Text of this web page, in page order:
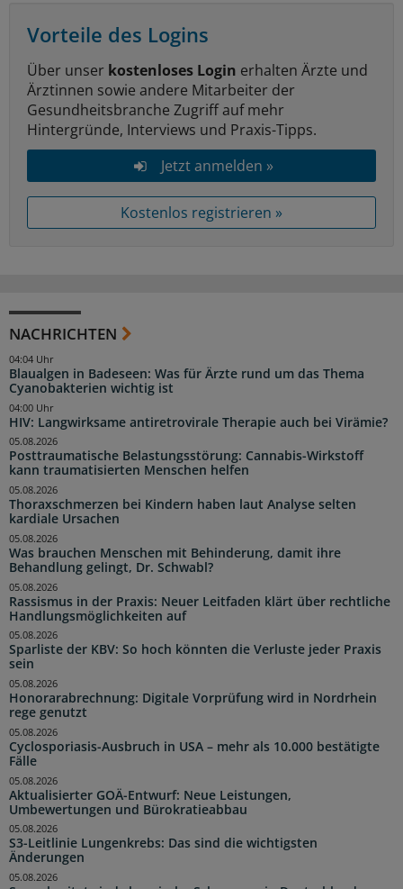
Vorteile des Logins
Über unser kostenloses Login erhalten Ärzte und
Ärztinnen sowie andere Mitarbeiter der
Gesundheitsbranche Zugriff auf mehr
Hintergründe, Interviews und Praxis-Tipps.
Jetzt anmelden »
Kostenlos registrieren »
NACHRICHTEN
Blaualgen in Badeseen: Was für Ärzte rund um das Thema
Cyanobakterien wichtig ist
04:04 Uhr
HIV: Langwirksame antiretrovirale Therapie auch bei Virämie?
04:00 Uhr
Posttraumatische Belastungsstörung: Cannabis-Wirkstoff
kann traumatisierten Menschen helfen
05.08.2026
Thoraxschmerzen bei Kindern haben laut Analyse selten
kardiale Ursachen
05.08.2026
Was brauchen Menschen mit Behinderung, damit ihre
Behandlung gelingt, Dr. Schwabl?
05.08.2026
Rassismus in der Praxis: Neuer Leitfaden klärt über rechtliche
Handlungsmöglichkeiten auf
05.08.2026
Sparliste der KBV: So hoch könnten die Verluste jeder Praxis
sein
05.08.2026
Honorarabrechnung: Digitale Vorprüfung wird in Nordrhein
rege genutzt
05.08.2026
Cyclosporiasis-Ausbruch in USA – mehr als 10.000 bestätigte
Fälle
05.08.2026
Aktualisierter GOÄ-Entwurf: Neue Leistungen,
Umbewertungen und Bürokratieabbau
05.08.2026
S3-Leitlinie Lungenkrebs: Das sind die wichtigsten
Änderungen
05.08.2026
05.08.2026